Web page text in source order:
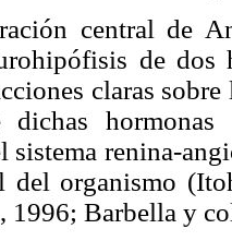
central de
de
claras
dichas
sistema renina-
del organismo
1996; Barbella y